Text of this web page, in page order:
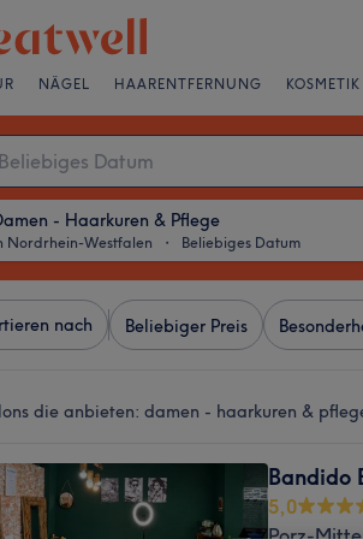
NÄGEL HAARENTFERNUNG KOSMETIK
- Haarkuren & Pflege
Nordrhein-Westfalen ・ Beliebiges Datum
nach Beliebiger Preis
die anbieten: damen - haarkuren &
Bandido
5,0